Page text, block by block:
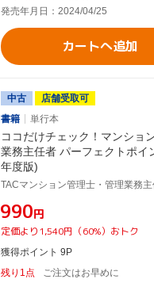
発売年月日：2024/04/25
カートへ追加
中古
店舗受取可
書籍
単行本
ココだけチェック！マンショ
業務主任者 パーフェクトポイ
年度版)
TACマンション管理士・管理業務
¥990円
定価より1,540円（60%）おトク
獲得ポイント 9P
残り1点
ご注文はお早めに